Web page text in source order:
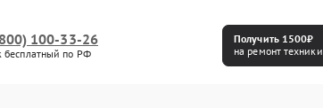
100-33-26
бесплатный по РФ
Получить 1500₽
на ремонт техники